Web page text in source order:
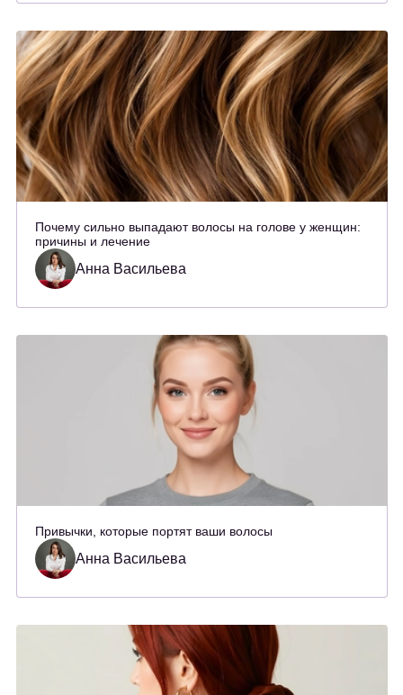
Почему сильно выпадают волосы на голове у женщин:
причины и лечение
Анна Васильева
Привычки, которые портят ваши волосы
Анна Васильева